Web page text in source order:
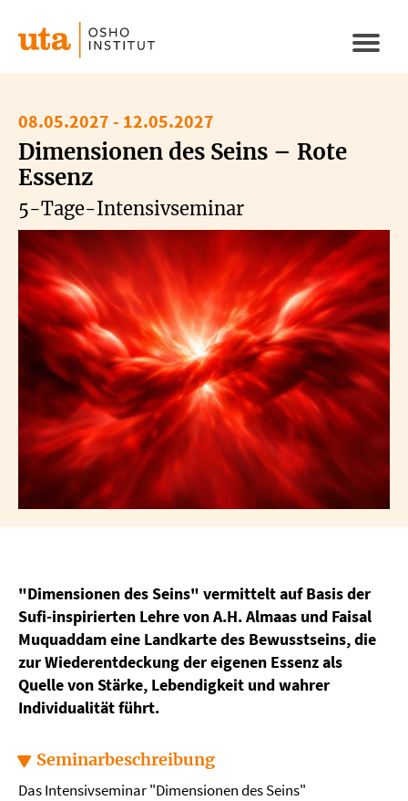
zum
Inhalt
08.05.2027 - 12.05.2027
Dimensionen des Seins – Rote
Essenz
5-Tage-Intensivseminar
"Dimensionen des Seins" vermittelt auf Basis der
Sufi-inspirierten Lehre von A.H. Almaas und Faisal
Muquaddam eine Landkarte des Bewusstseins, die
zur Wiederentdeckung der eigenen Essenz als
Quelle von Stärke, Lebendigkeit und wahrer
Individualität führt.
Seminarbeschreibung
Das Intensivseminar "Dimensionen des Seins"